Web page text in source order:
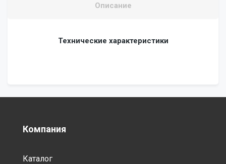
Описание
Технические характеристики
Компания
Каталог